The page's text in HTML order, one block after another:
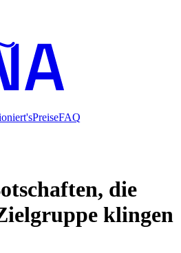
PreiseFAQ
die
klingen